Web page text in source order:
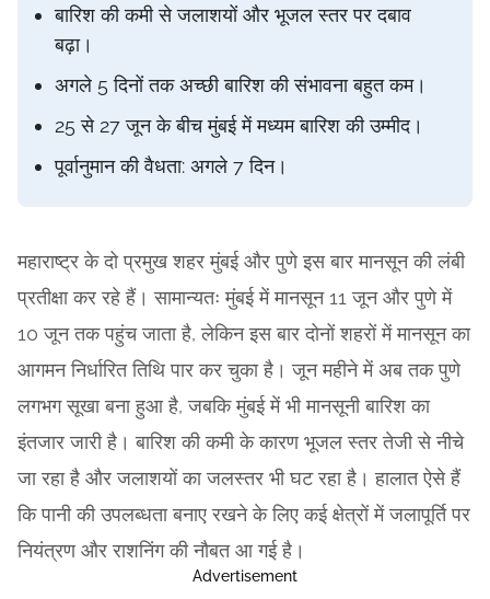
बारिश की कमी से जलाशयों और भूजल स्तर पर दबाव
बढ़ा।
अगले 5 दिनों तक अच्छी बारिश की संभावना बहुत कम।
25 से 27 जून के बीच मुंबई में मध्यम बारिश की उम्मीद।
पूर्वानुमान की वैधता: अगले 7 दिन।
महाराष्ट्र के दो प्रमुख शहर मुंबई और पुणे इस बार मानसून की लंबी
प्रतीक्षा कर रहे हैं। सामान्यतः मुंबई में मानसून 11 जून और पुणे में
10 जून तक पहुंच जाता है, लेकिन इस बार दोनों शहरों में मानसून का
आगमन निर्धारित तिथि पार कर चुका है। जून महीने में अब तक पुणे
लगभग सूखा बना हुआ है, जबकि मुंबई में भी मानसूनी बारिश का
इंतजार जारी है। बारिश की कमी के कारण भूजल स्तर तेजी से नीचे
जा रहा है और जलाशयों का जलस्तर भी घट रहा है। हालात ऐसे हैं
कि पानी की उपलब्धता बनाए रखने के लिए कई क्षेत्रों में जलापूर्ति पर
नियंत्रण और राशनिंग की नौबत आ गई है।
Advertisement